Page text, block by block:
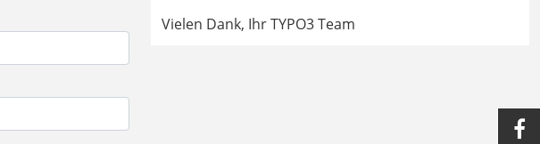
Vielen Dank, Ihr TYPO3 Team
